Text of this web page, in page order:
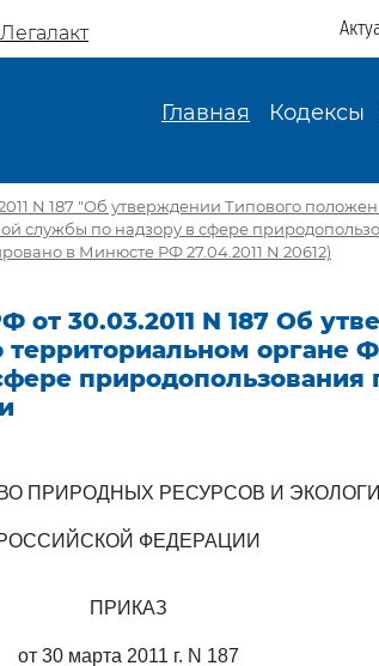
Главная Кодексы
N 187 "Об утверждении Типового
службы по надзору в сфере
в Минюсте РФ 27.04.2011 N 20612)
30.03.2011 N 187 Об
органе
природопользования
ПРИРОДНЫХ РЕСУРСОВ И
ФЕДЕРАЦИИ
ПРИКАЗ
от 30 марта 2011 г. N 187